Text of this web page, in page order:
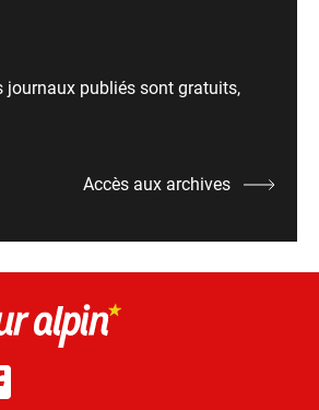
journaux publiés sont gratuits,
Accès aux archives